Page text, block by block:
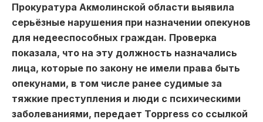
Прокуратура Акмолинской области выявила
серьёзные нарушения при назначении опекунов
для недееспособных граждан. Проверка
показала, что на эту должность назначались
лица, которые по закону не имели права быть
опекунами, в том числе ранее судимые за
тяжкие преступления и люди с психическими
заболеваниями, передает Toppress со ссылкой